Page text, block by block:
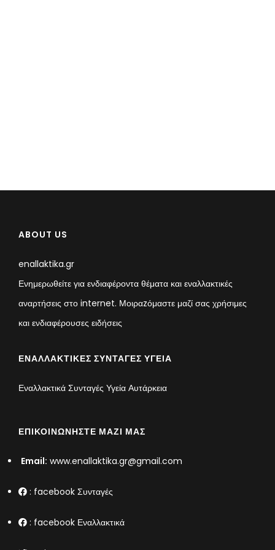
ABOUT US
enallaktika.gr
Ενημερωθείτε για ενδιαφέροντα θέματα και εναλλακτικές
αναρτήσεις στο internet. Μοιραzόμαστε μαζί σας χρήσιμες
και ενδιαφέρουσες ειδήσεις
ΕΝΑΛΛΑΚΤΙΚΈΣ ΣΥΝΤΑΓΈΣ ΥΓΕΊΑ
Εναλλακτικά Συνταγές Υγεία Αυτάρκεια
ΕΠΙΚΟΙΝΩΝΉΣΤΕ ΜΑΖΊ ΜΑΣ
Email: www.enallaktika.gr@gmail.com
: facebook Συνταγές
: facebook Εναλλακτικά